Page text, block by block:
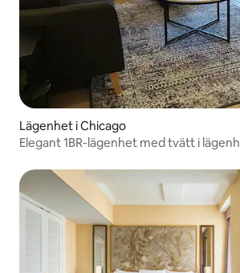
Lägenhet i Chicago
Elegant 1BR-lägenhet med tvätt i